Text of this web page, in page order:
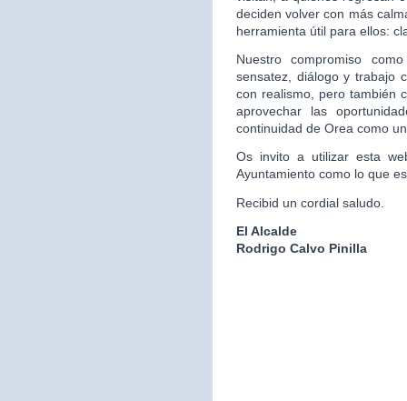
deciden volver con más
herramienta útil para ellos:
Nuestro compromiso
sensatez, diálogo y trabajo
con realismo, pero también
aprovechar las
continuidad de Orea como
Os invito a utilizar esta
Ayuntamiento como lo que
Recibid un cordial saludo.
El Alcalde
Rodrigo Calvo Pinilla